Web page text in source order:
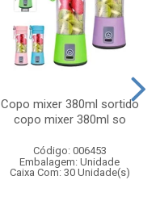
Copo mixer 380ml sortido
copo mixer 380ml so
Código: 006453
Embalagem: Unidade
Caixa Com: 30 Unidade(s)